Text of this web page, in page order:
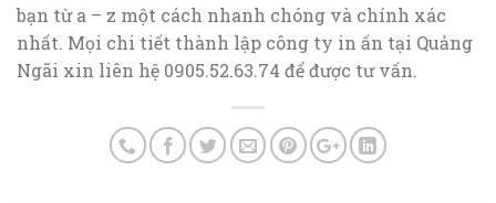
bạn từ a – z một cách nhanh chóng và chính xác
nhất. Mọi chi tiết thành lập công ty in ấn tại Quảng
Ngãi xin liên hệ 0905.52.63.74 để được tư vấn.